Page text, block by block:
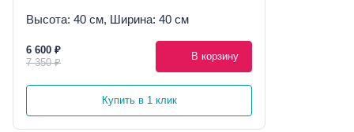
Высота: 40 см, Ширина: 40 см
6 600 ₽
7 350 ₽
В корзину
Купить в 1 клик